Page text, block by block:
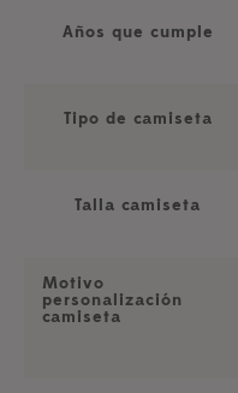
Años que cumple
Tipo de camiseta
Talla camiseta
Motivo
personalización
camiseta